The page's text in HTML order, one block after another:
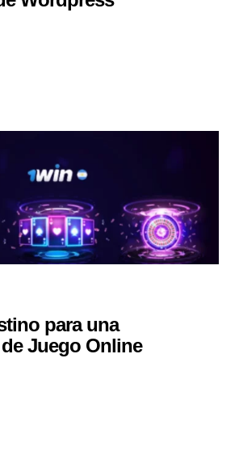
para una
Juego Online